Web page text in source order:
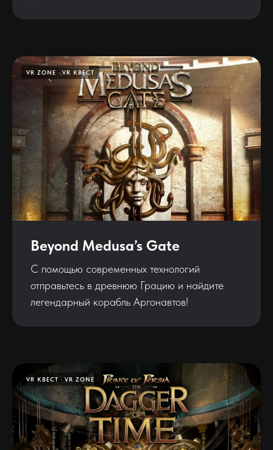
VR ZONE VR КВЕСТ
Beyond Medusa’s Gate
С помощью современных технологий
отправьтесь в древнюю Грацию и найдите
легендарный корабль Аргонавтов!
VR КВЕСТ VR ZONE